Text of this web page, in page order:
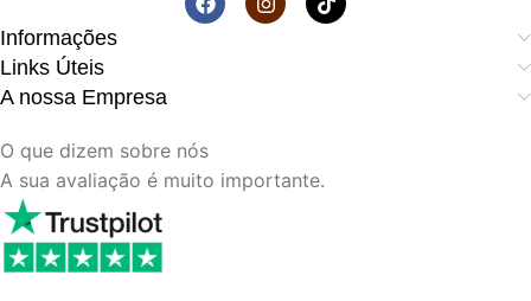
Informações
Links Úteis
A nossa Empresa
O que dizem sobre nós
A sua avaliação é muito importante.